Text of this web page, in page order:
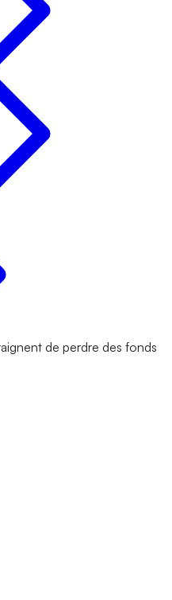
de perdre des fonds